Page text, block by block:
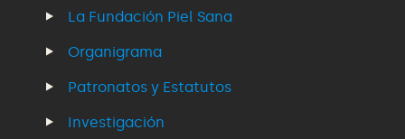
La Fundación Piel Sana
Organigrama
Patronatos y Estatutos
Investigación